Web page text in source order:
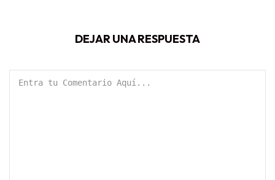
DEJAR UNA RESPUESTA